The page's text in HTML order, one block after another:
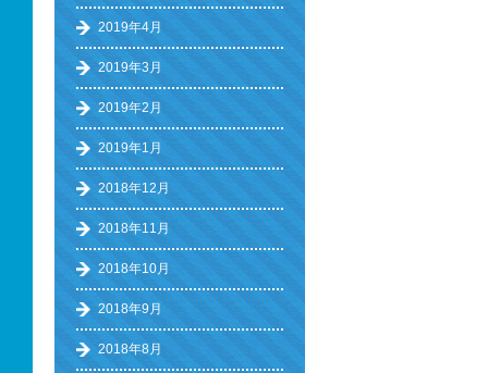
2019年4月
2019年3月
2019年2月
2019年1月
2018年12月
2018年11月
2018年10月
2018年9月
2018年8月